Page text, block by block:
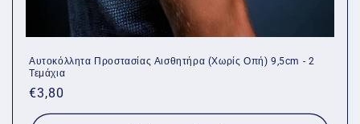
Αυτοκόλλητα Προστασίας Αισθητήρα (Χωρίς Οπή) 9,5cm - 2
Τεμάχια
Κανονική
τιμή
€3,80